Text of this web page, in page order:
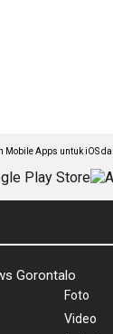
Mobile Apps untuk iOS
Gorontalo
Foto
Video